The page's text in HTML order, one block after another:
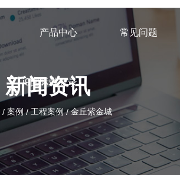
产品中心 常见问题
j9国际站登录
新闻资讯
/ 案例 /工程案例 /金丘紫金城